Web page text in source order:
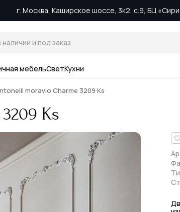
г. Москва, Каширское шоссе, 3к2, с.9, БЦ
мебельСветКухни
moravio Charme 3209 Ks
Ks